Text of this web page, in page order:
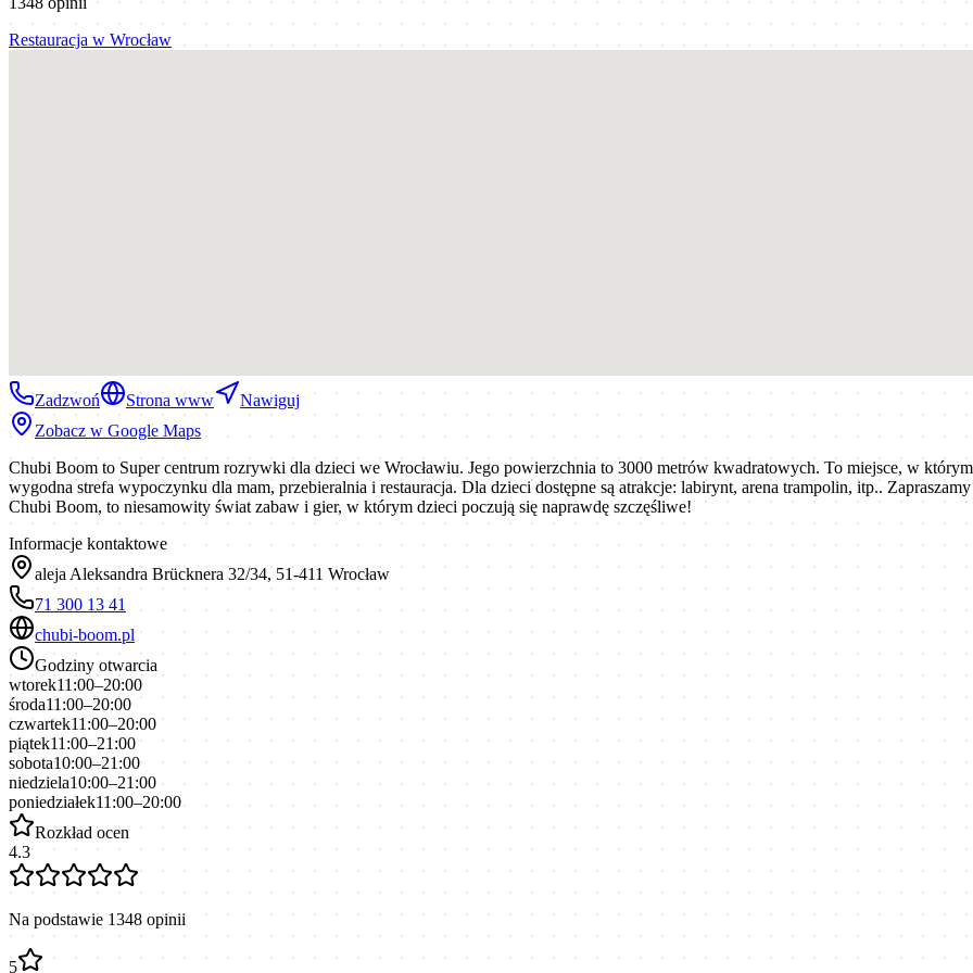
Restauracja w Wrocław
Zadzwoń Strona www
Nawiguj
Zobacz w Google Maps
Chubi Boom to Super centrum rozrywki dla dzieci we Wrocławiu. Jego powierzchnia to 3000 metrów kwadratowych. To miejsce, w
wygodna strefa wypoczynku dla mam, przebieralnia i restauracja. Dla dzieci dostępne są atrakcje: labirynt, arena trampolin, itp..
Chubi Boom, to niesamowity świat zabaw i gier, w którym dzieci poczują się naprawdę szczęśliwe!
Informacje kontaktowe
aleja Aleksandra Brücknera 32/34, 51-411 Wrocław
71 300 13 41
chubi-boom.pl
Godziny otwarcia
wtorek11:00–20:00
środa11:00–20:00
czwartek11:00–20:00
piątek11:00–21:00
sobota10:00–21:00
niedziela10:00–21:00
poniedziałek11:00–20:00
Rozkład ocen
4.3
Na podstawie 1348 opinii
5